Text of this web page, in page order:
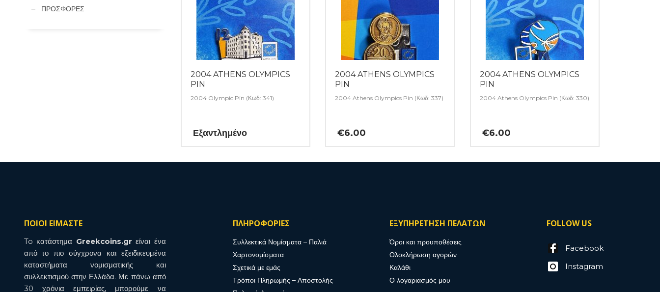
2004 ATHENS OLYMPICS
PIN
2004 Olympic Pin (Κωδ: 341)
Εξαντλημένο
2004 ATHENS OLYMPICS
PIN
2004 Athens Olympics Pin (Κωδ: 337)
€6.00
2004 ATHENS OLYMPICS
PIN
2004 Athens Olympics Pin (Κωδ: 330)
€6.00
ΠΡΟΣΦΟΡΕΣ
ΠΟΙΟΙ ΕΙΜΑΣΤΕ
To κατάστημα Greekcoins.gr είναι ένα
από το πιο σύγχρονα και εξειδικευμένα
καταστήματα νομισματικής και
συλλεκτισμού στην Ελλάδα. Με πάνω από
30 χρόνια εμπειρίας, μπορούμε να
ΠΛΗΡΟΦΟΡΙΕΣ
Συλλεκτικά Νομίσματα – Παλιά
Χαρτονομίσματα
Σχετικά με εμάς
Τρόποι Πληρωμής – Αποστολής
ΕΞΥΠΗΡΕΤΗΣΗ ΠΕΛΑΤΩΝ
Όροι και προυποθέσεις
Ολοκλήρωση αγορών
Καλάθι
Ο λογαριασμός μου
FOLLOW US
Facebook
Instagram